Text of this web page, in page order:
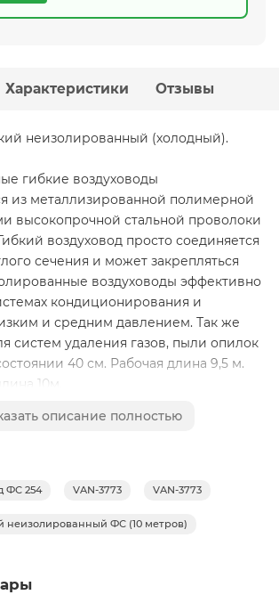
Характеристики Отзывы
неизолированный (холодный).
гибкие воздуховоды
из металлизированной полимерной
высокопрочной стальной проволоки
воздуховод просто соединяется
сечения и может закрепляться
воздуховоды эффективно
кондиционирования и
и средним давлением. Так же
систем удаления газов, пыли опилок
40 см. Рабочая длина 9,5 м.
10м.
от -30° до +60° С
описание полностью
ФС 254 VAN-3773 VAN-3773
неизолированный ФС (10 метров)